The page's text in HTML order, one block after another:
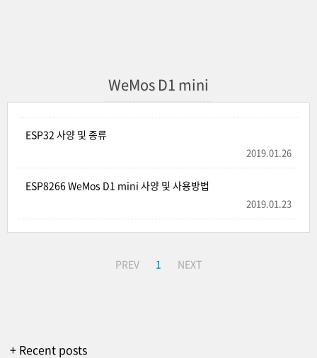
WeMos D1 mini
ESP32 사양 및 종류
2019.01.26
ESP8266 WeMos D1 mini 사양 및 사용방법
2019.01.23
PREV 1 NEXT
+ Recent posts